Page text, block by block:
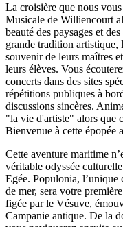
La croisière que nous
Musicale de Williencourt
beauté des paysages et
grande tradition artistique,
souvenir de leurs maîtres
leurs élèves. Vous
concerts dans des sites
répétitions publiques à
discussions sincères.
"la vie d'artiste" alors que
Bienvenue à cette épopée
Cette aventure maritime
véritable odyssée
Egée. Populonia, l’unique
de mer, sera votre
figée par le Vésuve,
Campanie antique. De la